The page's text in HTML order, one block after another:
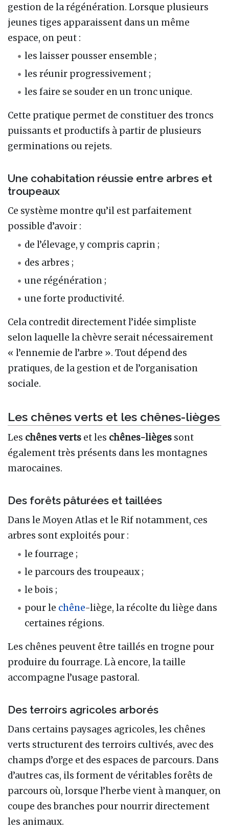
gestion de la régénération. Lorsque plusieurs
jeunes tiges apparaissent dans un même
espace, on peut :
les laisser pousser ensemble ;
les réunir progressivement ;
les faire se souder en un tronc unique.
Cette pratique permet de constituer des troncs
puissants et productifs à partir de plusieurs
germinations ou rejets.
Une cohabitation réussie entre arbres et
troupeaux
Ce système montre qu’il est parfaitement
possible d’avoir :
de l’élevage, y compris caprin ;
des arbres ;
une régénération ;
une forte productivité.
Cela contredit directement l’idée simpliste
selon laquelle la chèvre serait nécessairement
« l’ennemie de l’arbre ». Tout dépend des
pratiques, de la gestion et de l’organisation
sociale.
Les chênes verts et les chênes-lièges
Les chênes verts et les chênes-lièges sont
également très présents dans les montagnes
marocaines.
Des forêts pâturées et taillées
Dans le Moyen Atlas et le Rif notamment, ces
arbres sont exploités pour :
le fourrage ;
le parcours des troupeaux ;
le bois ;
pour le chêne-liège, la récolte du liège dans
certaines régions.
Les chênes peuvent être taillés en trogne pour
produire du fourrage. Là encore, la taille
accompagne l’usage pastoral.
Des terroirs agricoles arborés
Dans certains paysages agricoles, les chênes
verts structurent des terroirs cultivés, avec des
champs d’orge et des espaces de parcours. Dans
d’autres cas, ils forment de véritables forêts de
parcours où, lorsque l’herbe vient à manquer, on
coupe des branches pour nourrir directement
les animaux.